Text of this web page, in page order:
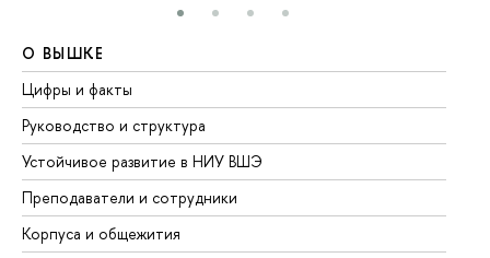
О ВЫШКЕ
Цифры и факты
Руководство и структура
Устойчивое развитие в НИУ ВШЭ
Преподаватели и сотрудники
Корпуса и общежития